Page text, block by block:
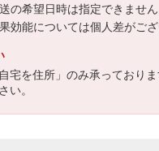
の希望日時は指定できません
効能については個人差がご
宅を住所」のみ承っており
い。